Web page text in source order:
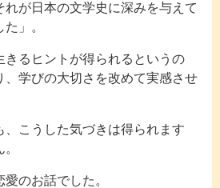
れが日本の文学史に深みを与えて
」。
きるヒントが得られるというの
、学びの大切さを改めて実感させ
、こうした気づきは得られます
のお話でした。